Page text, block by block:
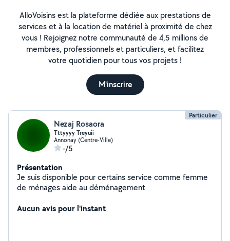
AlloVoisins est la plateforme dédiée aux prestations de
services et à la location de matériel à proximité de chez
vous ! Rejoignez notre communauté de 4,5 millions de
membres, professionnels et particuliers, et facilitez
votre quotidien pour tous vos projets !
M'inscrire
Particulier
Nezaj Rosaora
Tttyyyy Treyuii
Annonay (Centre-Ville)
-/5
Présentation
Je suis disponible pour certains service comme femme
de ménages aide au déménagement
Aucun avis pour l'instant